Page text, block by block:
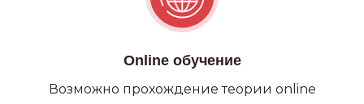
Online обучение
Возможно прохождение теории online